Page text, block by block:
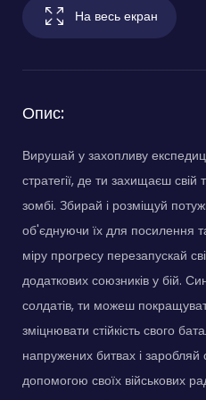
На весь екран
Опис:
Вирушай у захопливу
стратегії, де ти захищаєш свій
зомбі. Збирай і розміщуй
об'єднуючи їх для посилення
міру прогресу перезапускай
додаткових союзників у бій.
солдатів, ти можеш
зміцнювати стійкість свого
напружених битвах і заробляй
допомогою своїх військових